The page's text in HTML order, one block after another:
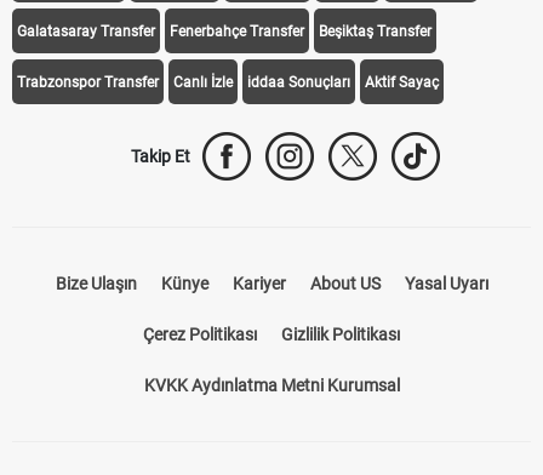
Galatasaray Transfer Fenerbahçe Transfer Beşiktaş Transfer
Trabzonspor Transfer Canlı İzle iddaa Sonuçları Aktif Sayaç
Takip Et
Bize Ulaşın Künye Kariyer About US Yasal Uyarı
Çerez Politikası Gizlilik Politikası
KVKK Aydınlatma Metni Kurumsal